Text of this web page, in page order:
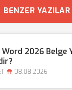
BENZER YAZILAR
2026 Belge
08.08.2026